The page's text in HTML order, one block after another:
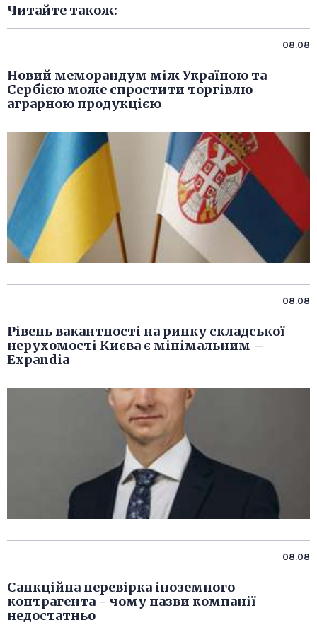
Читайте також:
08.08
Новий меморандум між Україною та
Сербією може спростити торгівлю
аграрною продукцією
08.08
Рівень вакантності на ринку складської
нерухомості Києва є мінімальним –
Expandia
08.08
Санкційна перевірка іноземного
контрагента - чому назви компанії
недостатньо